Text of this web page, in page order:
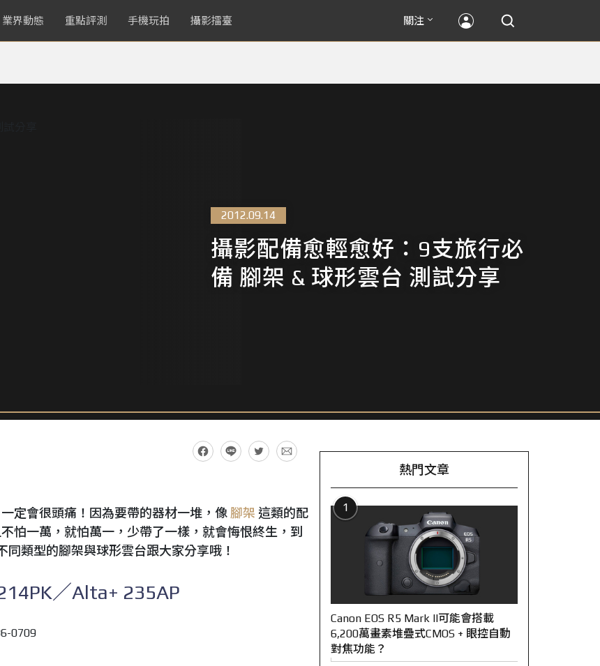
業界動態 重點評測 手機玩拍 攝影擂臺 關注
2012.09.14
攝影配備愈輕愈好：9支旅行必
備 腳架 & 球形雲台 測試分享
定會很頭痛！因為要帶的器材一堆，像 腳架 這類的配
怕一萬，就怕萬一，少帶了一樣，就會悔恨終生，到
類型的腳架與球形雲台跟大家分享哦！
／Alta+ 235AP
0709
熱門文章
1
Canon EOS R5 Mark II可能會搭載
6,200萬畫素堆疊式CMOS + 眼控自動
對焦功能？